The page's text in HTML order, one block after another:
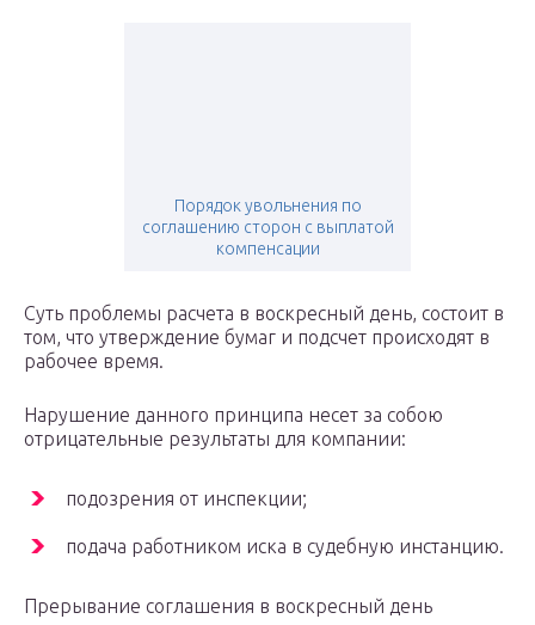
Порядок увольнения по
соглашению сторон с выплатой
компенсации
Суть проблемы расчета в воскресный день, состоит в
том, что утверждение бумаг и подсчет происходят в
рабочее время.
Нарушение данного принципа несет за собою
отрицательные результаты для компании:
подозрения от инспекции;
подача работником иска в судебную инстанцию.
Прерывание соглашения в воскресный день